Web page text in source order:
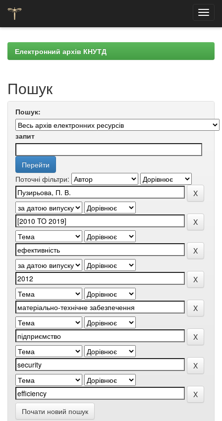
navigationЕлектронний архів КНУТД
Пошук
Пошук:
запит
Поточні фільтри:
Почати новий пошук